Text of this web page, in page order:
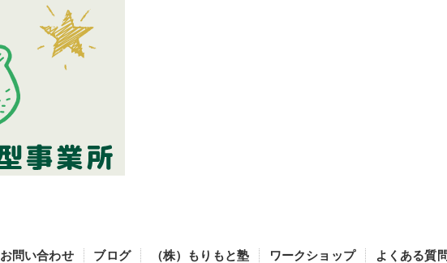
お問い合わせ ブログ （株）もりもと塾 ワークショップ よくある質問